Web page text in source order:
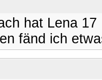
hat Lena
fänd ich